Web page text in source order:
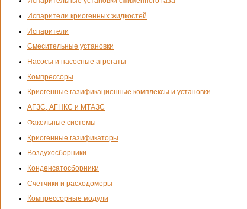
Испарители криогенных жидкостей
Испарители
Смесительные установки
Насосы и насосные агрегаты
Компрессоры
Криогенные газификационные комплексы и установки
АГЗС, АГНКС и МТАЗС
Факельные системы
Криогенные газификаторы
Воздухосборники
Конденсатосборники
Счетчики и расходомеры
Компрессорные модули